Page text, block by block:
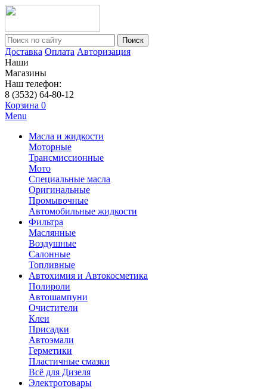
Поиск
Доставка Оплата Авторизация
Наши
Магазины
Наш телефон:
8 (3532) 64-80-12
Корзина 0
Menu
Масла и жидкости
Моторные
Трансмиссионные
Мото
Специальные масла
Оригинальные
Промывочные
Автомобильные жидкости
Фильтра
Маслянные
Воздушные
Салонные
Топливные
Автохимия и Автокосметика
Полироли
Автошампуни
Очистители
Клеи
Присадки
Автоэмали
Герметики
Пластичные смазки
Всё для Дизеля
Электротовары